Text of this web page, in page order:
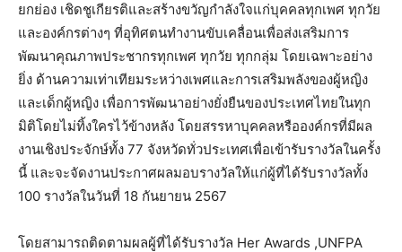
ยกย่อง เชิดชูเกียรติและสร้างขวัญกำลังใจแก่บุคคลทุกเพศ ทุกวัย
และองค์กรต่างๆ ที่อุทิศตนทำงานขับเคลื่อนเพื่อส่งเสริมการ
พัฒนาคุณภาพประชากรทุกเพศ ทุกวัย ทุกกลุ่ม โดยเฉพาะอย่าง
ยิ่ง ด้านความเท่าเทียมระหว่างเพศและการเสริมพลังของผู้หญิง
และเด็กผู้หญิง เพื่อการพัฒนาอย่างยั่งยืนของประเทศไทยในทุก
มิติโดยไม่ทิ้งใครไว้ข้างหลัง โดยสรรหาบุคคลหรือองค์กรที่มีผล
งานเชิงประจักษ์ทั้ง 77 จังหวัดทั่วประเทศเพื่อเข้ารับรางวัลในครั้ง
นี้ และจะจัดงานประกาศผลมอบรางวัลให้แก่ผู้ที่ได้รับรางวัลทั้ง
100 รางวัลในวันที่ 18 กันยายน 2567
โดยสามารถติดตามผลผู้ที่ได้รับรางวัล Her Awards ,UNFPA